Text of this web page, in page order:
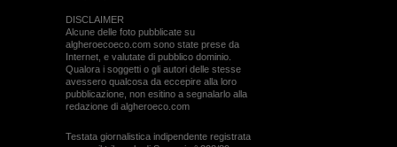
DISCLAIMER
Alcune delle foto pubblicate su
algheroecoeco.com sono state prese da
Internet, e valutate di pubblico dominio.
Qualora i soggetti o gli autori delle stesse
avessero qualcosa da eccepire alla loro
pubblicazione, non esitino a segnalarlo alla
redazione di algheroeco.com
Testata giornalistica indipendente registrata